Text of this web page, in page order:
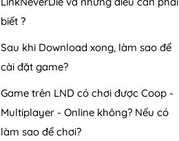
biết ?
Sau khi Download xong, làm sao để
cài đặt game?
Game trên LND có chơi được Coop -
Multiplayer - Online không? Nếu có
làm sao để chơi?